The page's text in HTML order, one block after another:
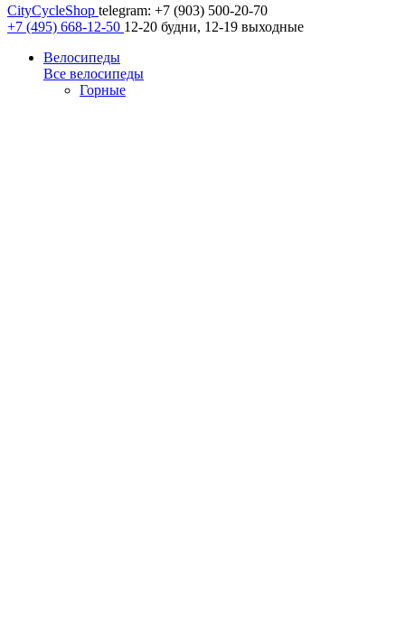
CityCycleShop telegram: +7 (903) 500-20-70
+7 (495) 668-12-50 12-20 будни, 12-19 выходные
Велосипеды
Все велосипеды
Горные